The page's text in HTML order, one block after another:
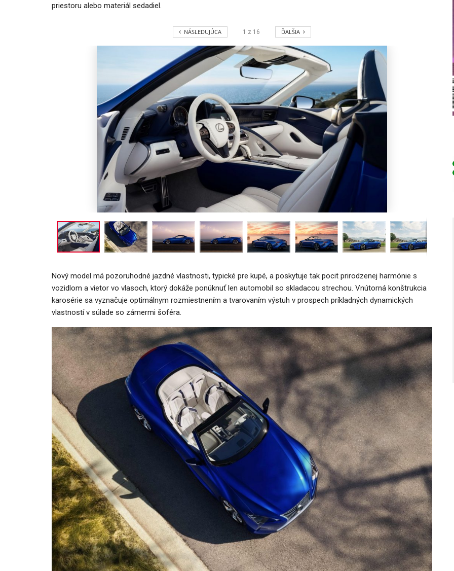
priestoru alebo materiál sedadiel.
NÁSLEDUJÚCA 1 z 16 ĎALŠIA
Nový model má pozoruhodné jazdné vlastnosti, typické pre kupé, a poskytuje tak pocit prirodzenej harmónie s
vozidlom a vietor vo vlasoch, ktorý dokáže ponúknuť len automobil so skladacou strechou. Vnútorná konštrukcia
karosérie sa vyznačuje optimálnym rozmiestnením a tvarovaním výstuh v prospech príkladných dynamických
vlastností v súlade so zámermi šoféra.